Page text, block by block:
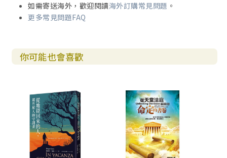
如需寄送海外，歡迎閱讀海外訂購常見問題 。
更多常見問題FAQ
你可能也會喜歡